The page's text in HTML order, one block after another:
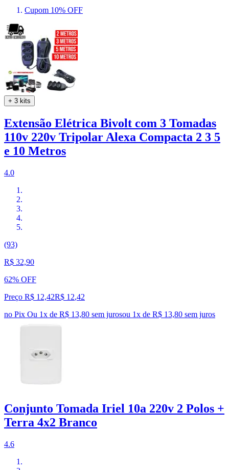
Cupom 10% OFF
+ 3 kits
Extensão Elétrica Bivolt com 3 Tomadas
110v 220v Tripolar Alexa Compacta 2 3 5
e 10 Metros
4.0
(93)
R$ 32,90
62% OFF
Preço R$ 12,42R$ 12,42
no Pix Ou 1x de R$ 13,80 sem jurosou 1x de R$ 13,80 sem juros
Conjunto Tomada Iriel 10a 220v 2 Polos +
Terra 4x2 Branco
4.6